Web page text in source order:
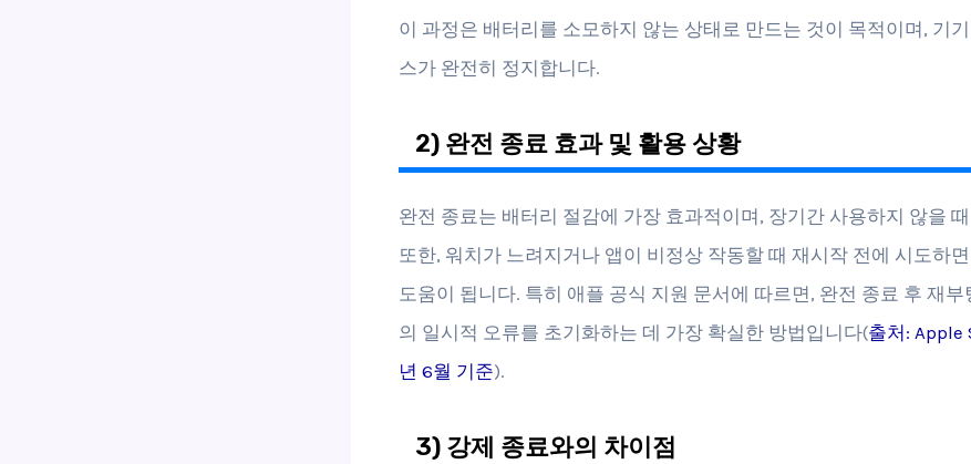
이 과정은 배터리를 소모하지 않는 상태로 만드는 것이 목적이며, 기
스가 완전히 정지합니다.
2) 완전 종료 효과 및 활용 상황
완전 종료는 배터리 절감에 가장 효과적이며, 장기간 사용하지 않을
또한, 워치가 느려지거나 앱이 비정상 작동할 때 재시작 전에 시도하
도움이 됩니다. 특히 애플 공식 지원 문서에 따르면, 완전 종료 후 재부
의 일시적 오류를 초기화하는 데 가장 확실한 방법입니다(출처: Apple
년 6월 기준).
3) 강제 종료와의 차이점